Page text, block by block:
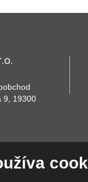
9, 19300